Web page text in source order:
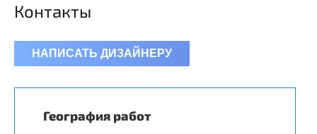
Контакты
НАПИСАТЬ ДИЗАЙНЕРУ
География работ